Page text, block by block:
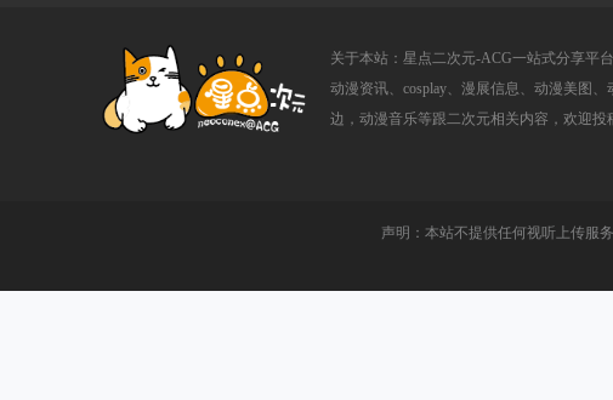
关于本站：星点二次元-ACG一站式分享平
动漫资讯、cosplay、漫展信息、动漫美图、
边，动漫音乐等跟二次元相关内容，欢迎投
声明：本站不提供任何视听上传服